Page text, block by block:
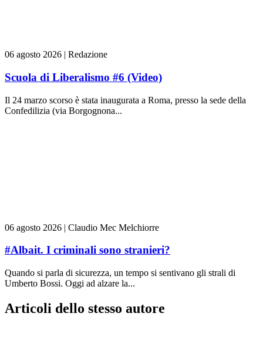
06 agosto 2026 | Redazione
Scuola di Liberalismo #6 (Video)
Il 24 marzo scorso è stata inaugurata a Roma, presso la sede della
Confedilizia (via Borgognona...
06 agosto 2026 | Claudio Mec Melchiorre
#Albait. I criminali sono stranieri?
Quando si parla di sicurezza, un tempo si sentivano gli strali di
Umberto Bossi. Oggi ad alzare la...
Articoli dello stesso autore